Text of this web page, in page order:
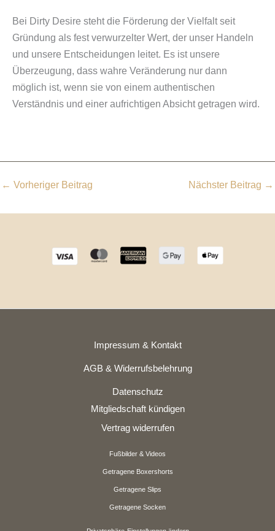
Bei Dirty Desire steht die Förderung der Vielfalt seit
Gründung als fest verwurzelter Wert, der unser Handeln
und unsere Entscheidungen leitet. Es ist unsere
Überzeugung, dass wahre Veränderung nur dann
möglich ist, wenn sie von einem authentischen
Verständnis und einer aufrichtigen Absicht getragen wird.
← Vorheriger Beitrag Nächster Beitrag →
Impressum & Kontakt
AGB & Widerrufsbelehrung
Datenschutz
Mitgliedschaft kündigen
Vertrag widerrufen
Fußbilder & Videos
Getragene Boxershorts
Getragene Slips
Getragene Socken